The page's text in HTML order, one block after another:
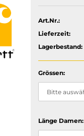
Art.Nr.:
Lieferzeit:
Lagerbestand:
Grössen:
Länge Damen: